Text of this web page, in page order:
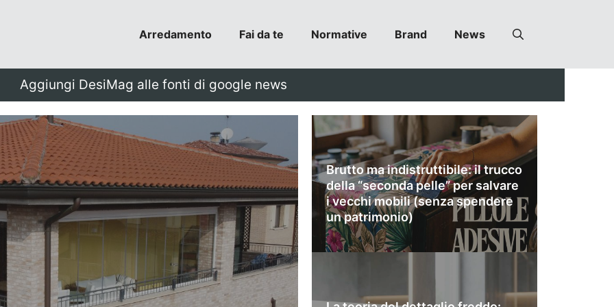
Arredamento Fai da te Normative Brand News
Aggiungi DesiMag alle fonti di google news
Brutto ma indistruttibile: il trucco
della “seconda pelle” per salvare
i vecchi mobili (senza spendere
un patrimonio)